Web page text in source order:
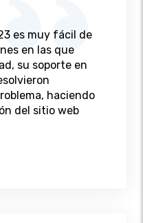
es muy fácil de
en las que
su soporte en
haciendo
del sitio web